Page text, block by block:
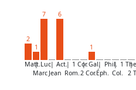
2
Matt.
1
|
Marc
7
Luc|
Jean
6
Act.|
Rom.
1 Cor.
|
2 Cor.
1
Gal.|
Éph.
Phil.
|
Col.
1
|
2
Termes
non